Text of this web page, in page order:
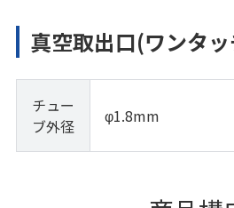
真空取出口(ワンタ
チュー
ブ外径
φ1.8mm